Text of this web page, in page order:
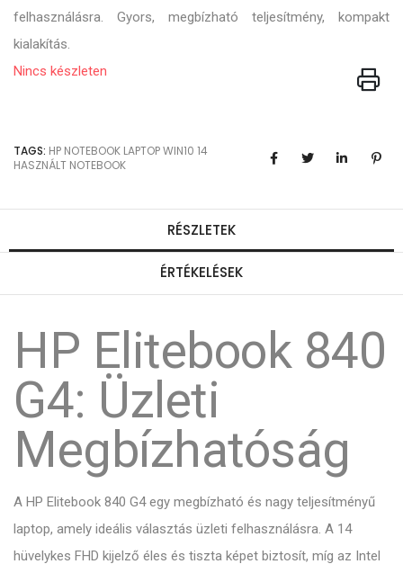
felhasználásra. Gyors, megbízható teljesítmény, kompakt
kialakítás.
Nincs készleten
TAGS: HP NOTEBOOK LAPTOPWIN10 14
HASZNÁLT NOTEBOOK
RÉSZLETEK
ÉRTÉKELÉSEK
HP Elitebook 840
G4: Üzleti
Megbízhatóság
A HP Elitebook 840 G4 egy megbízható és nagy teljesítményű
laptop, amely ideális választás üzleti felhasználásra. A 14
hüvelykes FHD kijelző éles és tiszta képet biztosít, míg az Intel